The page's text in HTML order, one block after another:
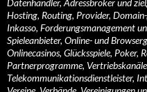
Datenhändler, Adressbroker und
Hosting, Routing, Provider,
Inkasso, Forderungsmanagement
Spieleanbieter, Online- und
Onlinecasinos, Glücksspiele, Poker,
Partnerprogramme,
Telekommunikationsdienstleister,